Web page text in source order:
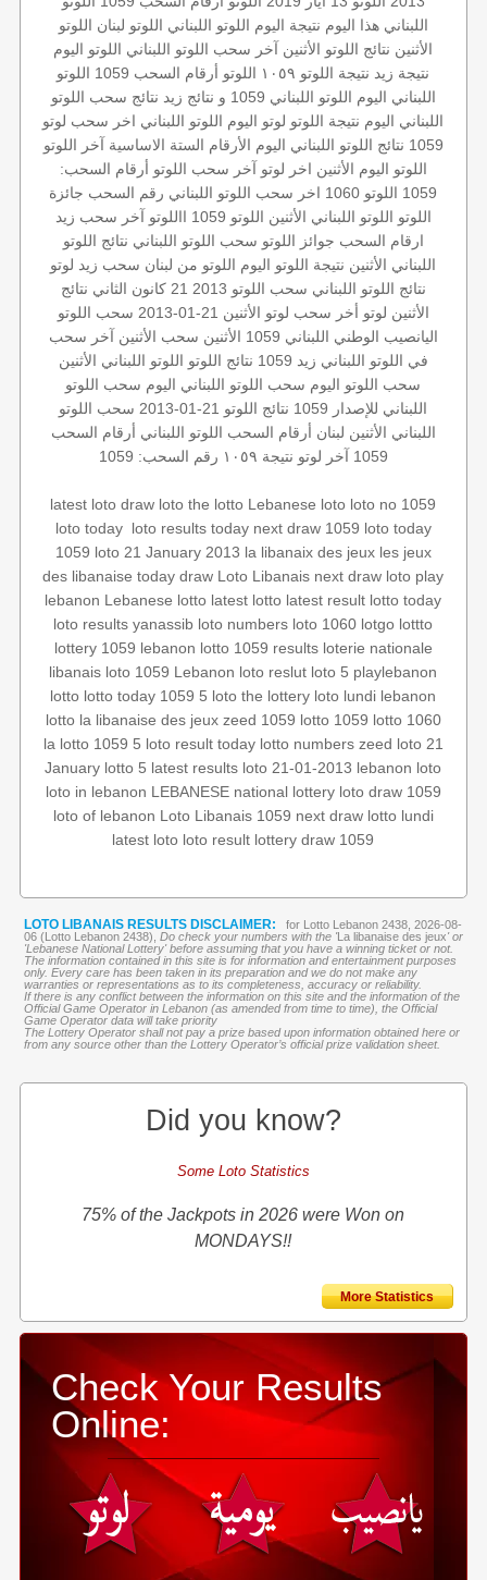
اللبناني هذا اليوم نتيجة اليوم اللوتو اللبناني اللوتو لبنان اللوتو
الأثنين نتائج اللوتو الأثنين آخر سحب اللوتو اللبناني اللوتو اليوم
نتيجة زيد نتيجة اللوتو ١٠٥٩ اللوتو أرقام السحب 1059
اللوتو
اللبناني اليوم اللوتو اللبناني 1059 و نتائج زيد
نتائج سحب اللوتو
اللبناني اليوم نتيجة اللوتو لوتو اليوم اللوتو اللبناني اخر سحب لوتو
1059 نتائج اللوتو اللبناني اليوم الأرقام الستة الاساسية آخر اللوتو
اللوتو اليوم الأثنين اخر لوتو آخر سحب اللوتو أرقام السحب:
1059 اللوتو 1060 اخر سحب اللوتو اللبناني رقم السحب جائزة
اللوتو اللوتو اللبناني الأثنين اللوتو 1059 االلوتو آخر سحب زيد
ارقام السحب جوائز اللوتو سحب اللوتو اللبناني نتائج اللوتو
اللبناني الأثنين نتيجة اللوتو اليوم اللوتو من لبنان سحب زيد لوتو
نتائج اللوتو اللبناني سحب اللوتو 2013 21 كانون الثاني
نتائج
الأثنين لوتو أخر سحب لوتو الأثنين 21-01-2013
سحب اللوتو
اليانصيب الوطني اللبناني 1059 الأثنين سحب الأثنين آخر سحب
في اللوتو اللبناني زيد 1059 نتائج اللوتو اللوتو اللبناني الأثنين
سحب اللوتو اليوم سحب اللوتو اللبناني اليوم سحب اللوتو
اللبناني للإصدار 1059
نتائج اللوتو 21-01-2013
سحب اللوتو
اللبناني الأثنين لبنان أرقام السحب اللوتو اللبناني أرقام السحب
1059 آخر لوتو نتيجة ١٠٥٩ رقم السحب: 1059
latest loto draw loto the lotto Lebanese loto loto no 1059
loto today loto results today next draw 1059 loto today
1059 loto 21 January 2013 la libanaix des jeux les jeux
des libanaise today draw Loto Libanais next draw loto play
lebanon Lebanese lotto latest lotto latest result lotto today
loto results yanassib loto numbers loto 1060 lotgo lottto
lottery 1059 lebanon lotto 1059 results loterie nationale
libanais loto 1059 Lebanon loto reslut loto 5 playlebanon
lotto lotto today 1059 5 loto the lottery loto lundi lebanon
lotto la libanaise des jeux zeed 1059 lotto 1059 lotto 1060
la lotto 1059 5 loto result today lotto numbers zeed loto 21
January lotto 5 latest results loto 21-01-2013 lebanon loto
loto in lebanon LEBANESE national lottery loto draw 1059
loto of lebanon Loto Libanais 1059 next draw lotto lundi
latest loto loto result lottery draw 1059
LOTO LIBANAIS RESULTS DISCLAIMER:
for Lotto Lebanon 2438, 2026-08-
06 (Lotto Lebanon 2438), Do check your numbers with the 'La libanaise des jeux' or
'Lebanese National Lottery' before assuming that you have a winning ticket or not.
The information contained in this site is for information and entertainment purposes
only. Every care has been taken in its preparation and we do not make any
warranties or representations as to its completeness, accuracy or reliability.
If there is any conflict between the information on this site and the information of the
Official Game Operator in Lebanon (as amended from time to time), the Official
Game Operator data will take priority
The Lottery Operator shall not pay a prize based upon information obtained here or
from any source other than the Lottery Operator’s official prize validation sheet.
Did you know?
Some Loto Statistics
75% of the Jackpots in 2026 were Won on
MONDAYS!!
More Statistics
Check Your Results
Online: